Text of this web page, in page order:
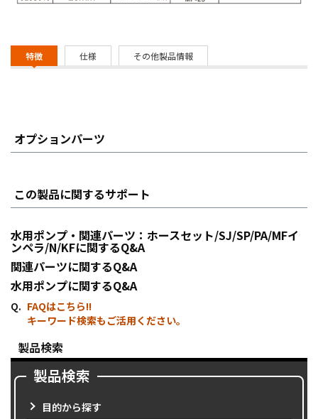
特徴 仕様 その他製品情報
オプションパーツ
この製品に関するサポート
水用ポンプ・関連パーツ：ホースセット/SJ/SP/PA/MFイ
ンペラ/N/KFに関するQ&A
関連パーツに関するQ&A
水用ポンプに関するQ&A
FAQはこちら!!
キーワード検索もご活用ください。
製品検索
製品検索
目的から探す